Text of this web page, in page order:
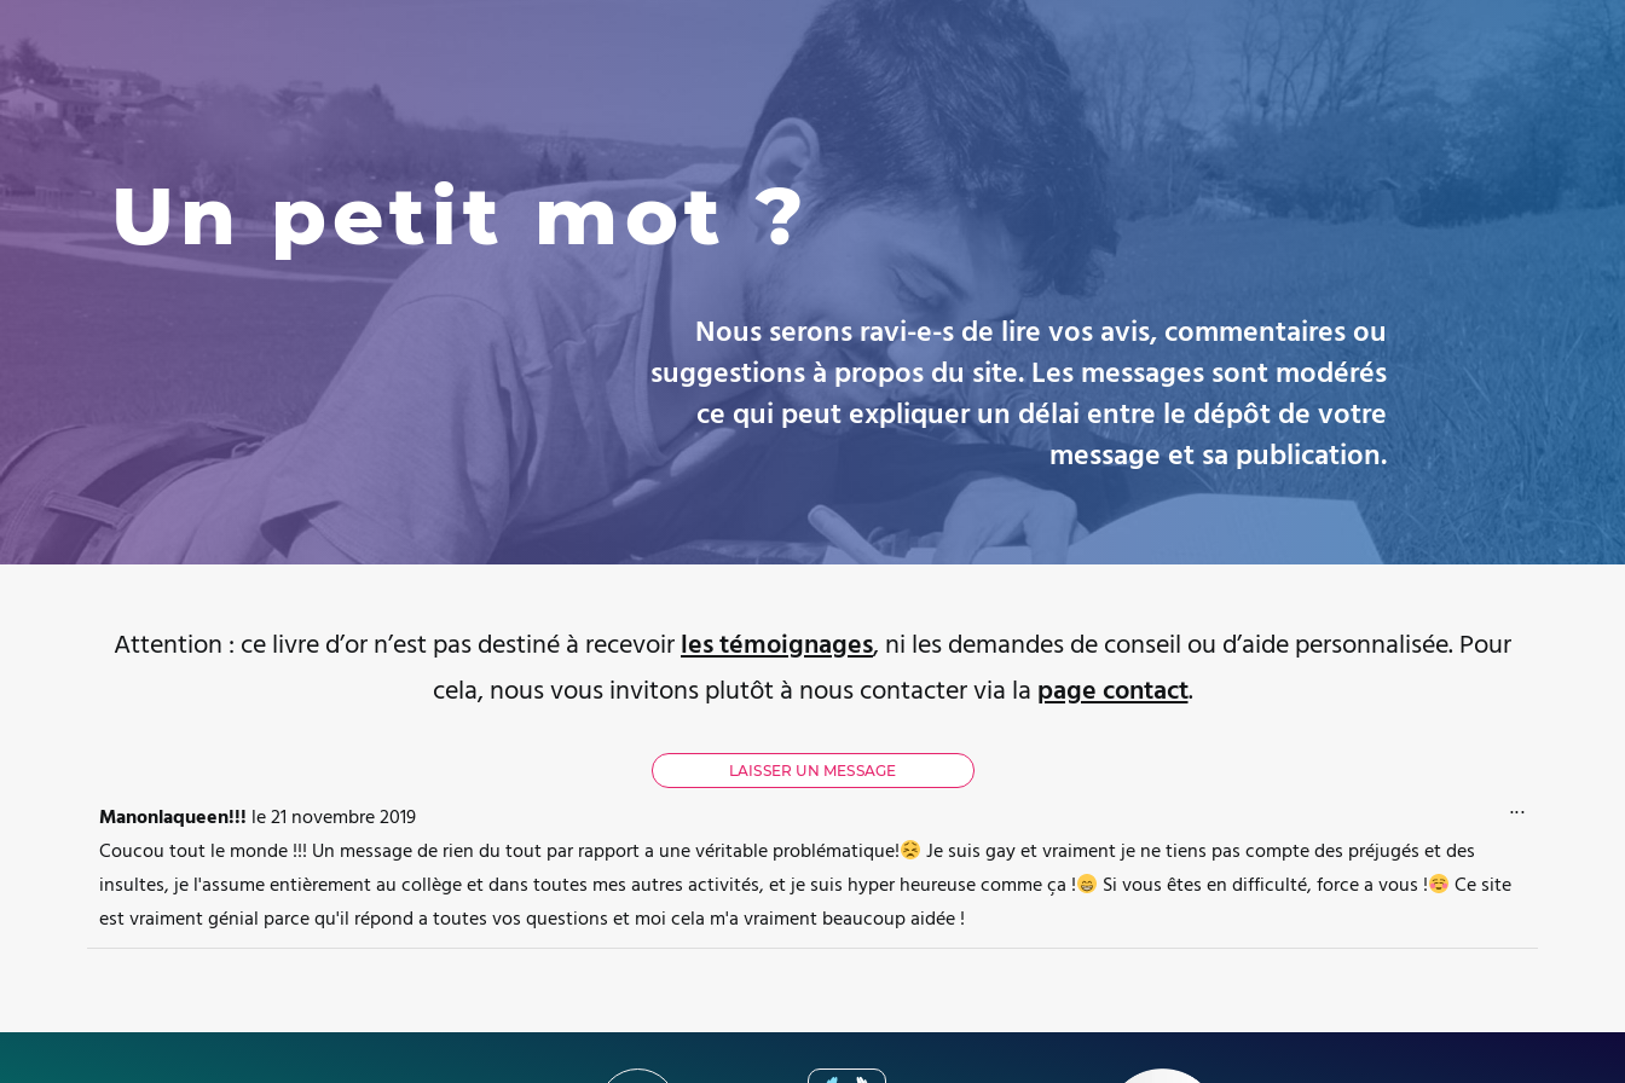
Un petit mot ?
Nous serons ravi-e-s de lire vos avis, commentaires ou
suggestions à propos du site. Les messages sont modérés
ce qui peut expliquer un délai entre le dépôt de votre
message et sa publication.
Attention : ce livre d’or n’est pas destiné à recevoirles témoignages, ni les demandes de conseil ou d’aide personnalisée. Pour
cela, nous vous invitons plutôt à nous contacter via la page contact.
Manonlaqueen!!! le21 novembre 2019
Coucou tout le monde !!! Un message de rien du tout par rapport a une véritable problématique!
Je suis gay et vraiment je ne tiens pas compte des préjugés et des
insultes, je l'assume entièrement au collège et dans toutes mes autres activités, et je suis hyper heureuse comme ça !
Si vous êtes en difficulté, force a vous !
Ce site
est vraiment génial parce qu'il répond a toutes vos questions et moi cela m'a vraiment beaucoup aidée !
...